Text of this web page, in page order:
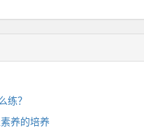
练？
养的培养